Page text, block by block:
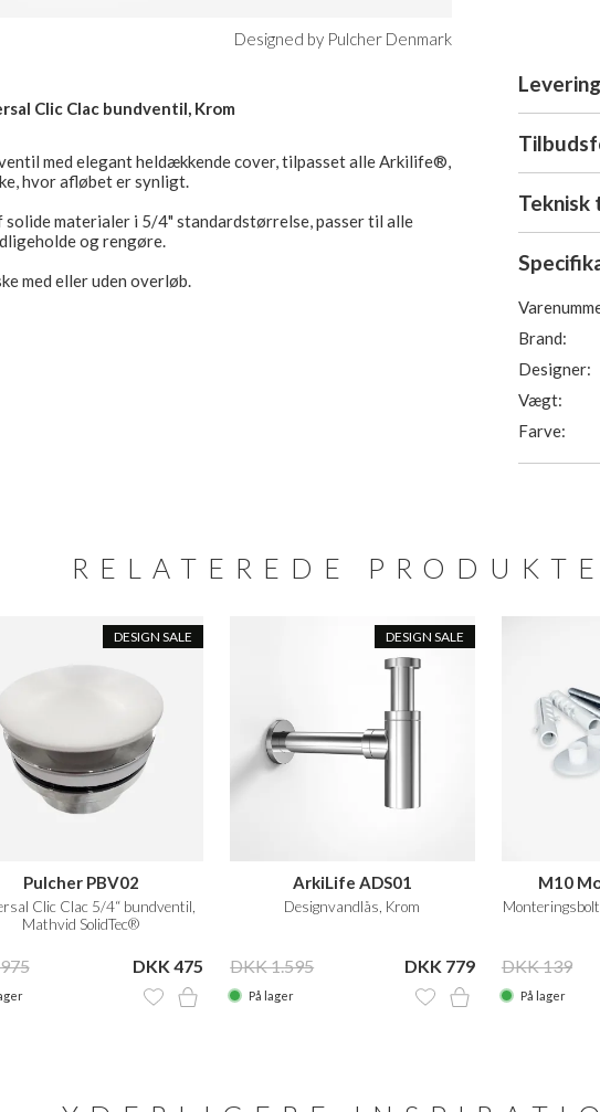
Designed by Pulcher Denmark
Clic Clac bundventil, Krom
med elegant heldækkende cover, tilpasset alle Arkilife®,
hvor afløbet er synligt.
materialer i 5/4" standardstørrelse, passer til alle
og rengøre.
med eller uden overløb.
Teknisk
Brand:
Designer:
Vægt:
Farve:
RELATEREDE
DESIGN SALE
Pulcher PBV02
Clic Clac 5/4“ bundventil,
Mathvid SolidTec®
DKK 475
DESIGN SALE
ArkiLife ADS01
Designvandlås, Krom
DKK 1.595 DKK 779
På lager
M10
DKK 139
På lager